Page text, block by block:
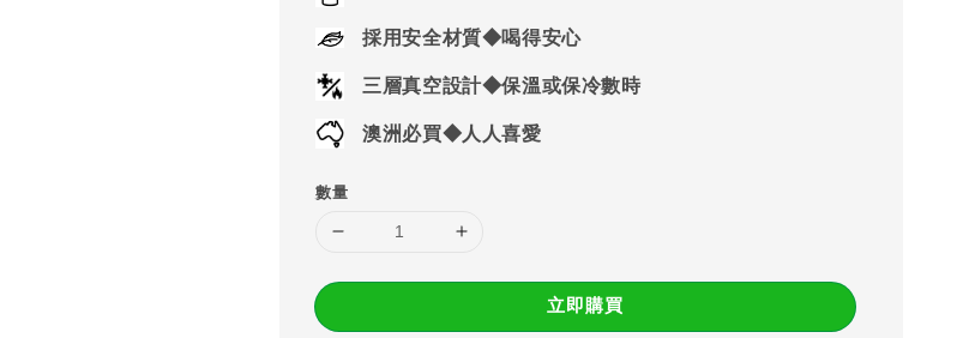
採用安全材質◆喝得安心
三層真空設計◆保溫或保冷數時
澳洲必買◆人人喜愛
數量
立即購買